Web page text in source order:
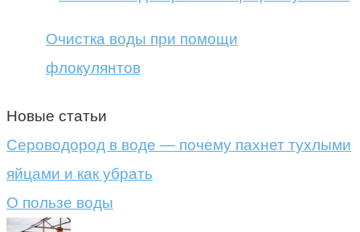
Очистка воды при помощи
флокулянтов
Новые статьи
Сероводород в воде — почему пахнет тухлыми
яйцами и как убрать
О пользе воды